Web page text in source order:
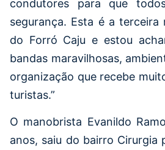
condutores para que
segurança. Esta é a
do Forró Caju e estou
bandas maravilhosas,
organização que recebe
turistas.”
O manobrista Evanildo
anos, saiu do bairro Cirurgia